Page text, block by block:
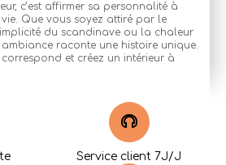
c’est affirmer sa personnalité à
Que vous soyez attiré par le
du scandinave ou la chaleur
raconte une histoire unique.
correspond et créez un intérieur à
Service client 7J/J